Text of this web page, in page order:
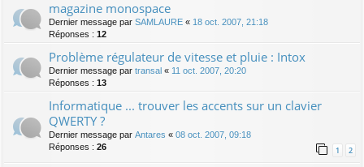
magazine monospace
Dernier message par SAMLAURE « 18 oct. 2007, 21:18
Réponses : 12
Problème régulateur de vitesse et pluie : Intox
Dernier message par transal « 11 oct. 2007, 20:20
Réponses : 13
Informatique ... trouver les accents sur un clavier
QWERTY ?
Dernier message par Antares « 08 oct. 2007, 09:18
Réponses : 26 1 2